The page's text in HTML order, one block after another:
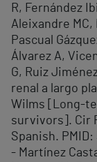
R, Fernández
Aleixandre MC,
Pascual
Álvarez A,
G, Ruiz
renal a largo
Wilms [Long-
survivors]. Cir
Spanish. PMID:
- Martínez